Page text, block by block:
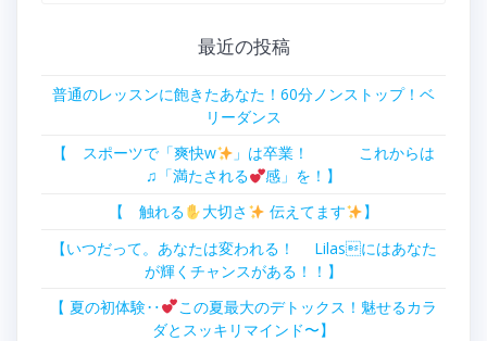
最近の投稿
普通のレッスンに飽きたあなた！60分ノンストップ！ベ
リーダンス
【 スポーツで「爽快w
」は卒業！ これからは
♫「満たされる
感」を！】
【 触れる
大切さ 伝えてます
】
【いつだって。あなたは変われる！ Lilasにはあなた
が輝くチャンスがある！！】
【 夏の初体験‥
この夏最大のデトックス！魅せるカラ
ダとスッキリマインド〜】